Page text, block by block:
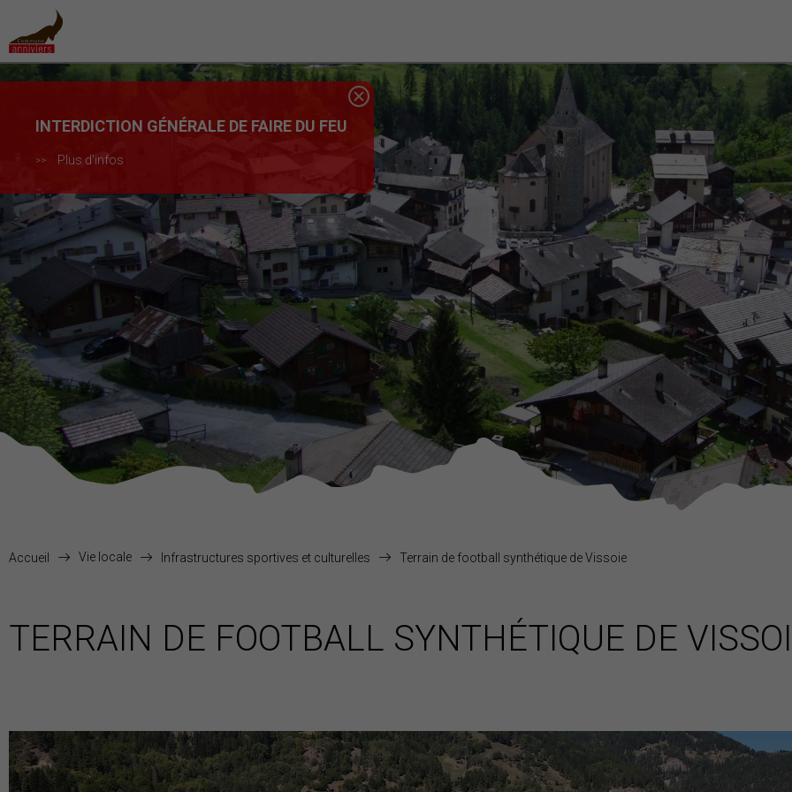
INTERDICTION GÉNÉRALE DE FAIRE DU FEU
Plus d'infos
Accueil Vie locale Infrastructures sportives et culturelles Terrain de football synthétique de Vissoie
TERRAIN DE FOOTBALL SYNTHÉTIQUE DE